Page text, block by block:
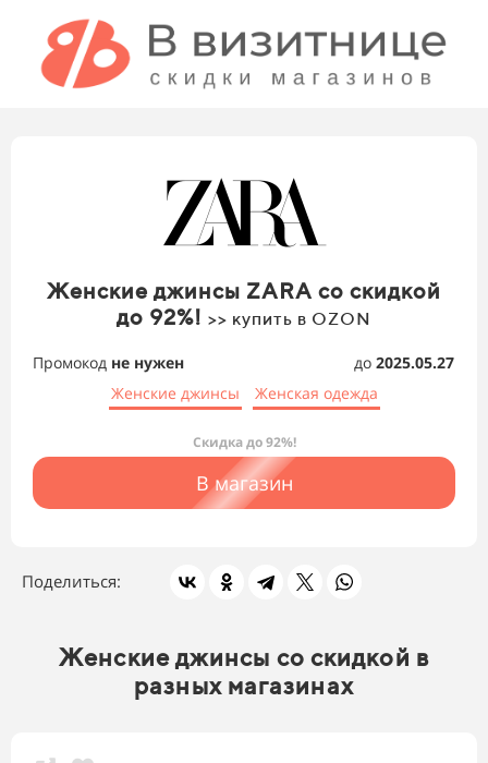
Женские джинсы ZARA со скидкой
до 92%! >> купить в OZON
Промокод не нужен до 2025.05.27
Женские джинсы
Женская одежда
Скидка до 92%!
В магазин
Поделиться:
Женские джинсы со скидкой в
разных магазинах